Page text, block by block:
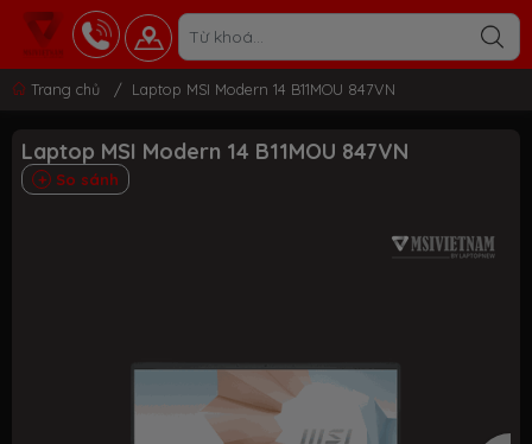
Trang chủ / Laptop MSI Modern 14 B11MOU 847VN
Laptop MSI Modern 14 B11MOU 847VN
So sánh